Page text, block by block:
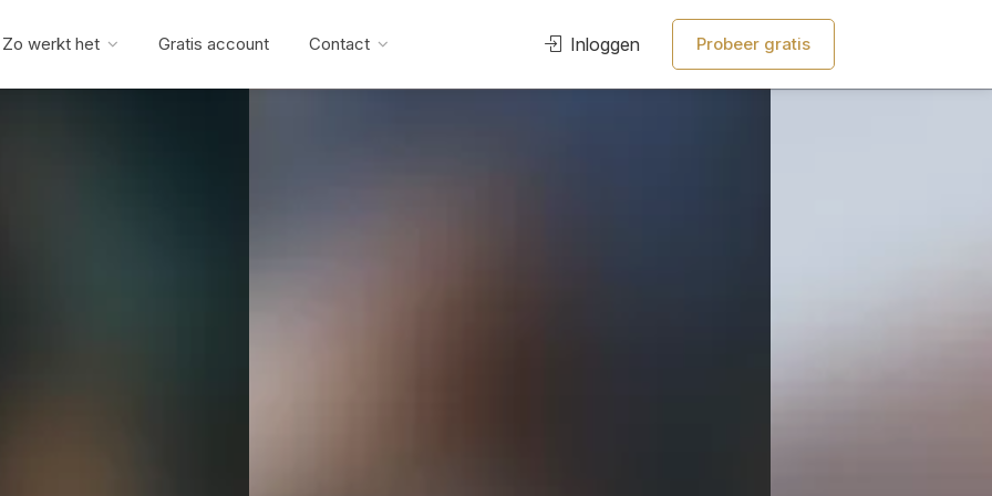
Zo werkt het Gratis account Contact Inloggen Probeer gratis